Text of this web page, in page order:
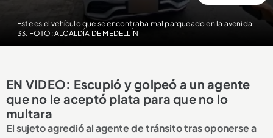
Este es el vehículo que se encontraba mal parqueado en la avenida
33. FOTO: ALCALDÍA DE MEDELLÍN
EN VIDEO: Escupió y golpeó a un agente
que no le aceptó plata para que no lo
multara
El sujeto agredió al agente de tránsito tras oponerse a